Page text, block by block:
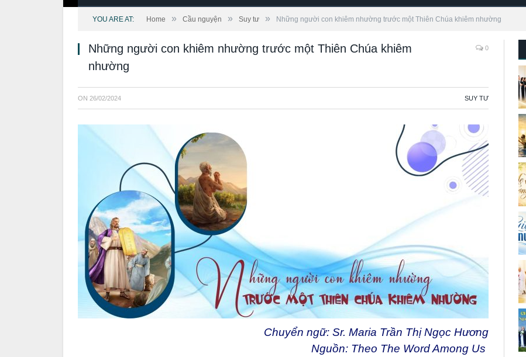
YOU ARE AT: Home » Cầu nguyện » Suy tư » Những người con khiêm nhường trước một Thiên Chúa khiêm nhường
Những người con khiêm nhường trước một Thiên Chúa khiêm
nhường
0
ON 26/02/2024 SUY TƯ
Chuyển ngữ: Sr. Maria Trần Thị Ngọc Hương
Nguồn: Theo The Word Among Us